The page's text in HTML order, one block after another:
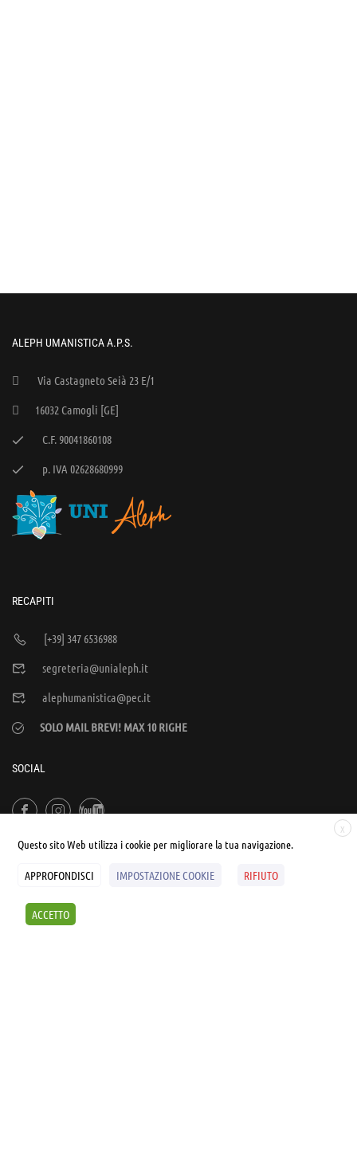
ALEPH UMANISTICA A.P.S.
Via Castagneto Seià 23 E/1
16032 Camogli [GE]
C.F. 90041860108
p. IVA 02628680999
RECAPITI
[+39] 347 6536988
segreteria@unialeph.it
alephumanistica@pec.it
SOLO MAIL BREVI! MAX 10 RIGHE
SOCIAL
Sintesi e liberatorie
X
Questo sito Web utilizza i cookie per migliorare la tua navigazione.
APPROFONDISCI IMPOSTAZIONE COOKIE RIFIUTO
ACCETTO